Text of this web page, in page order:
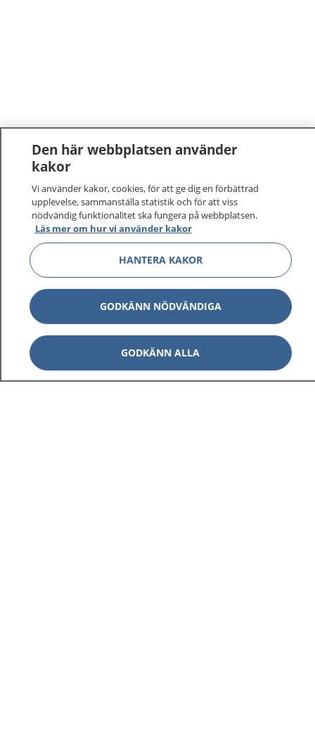
Den här webbplatsen använder
kakor
Vi använder kakor, cookies, för att ge dig en förbättrad
upplevelse, sammanställa statistik och för att viss
nödvändig funktionalitet ska fungera på webbplatsen.
Läs mer om hur vi använder kakor
HANTERA KAKOR
GODKÄNN NÖDVÄNDIGA
GODKÄNN ALLA